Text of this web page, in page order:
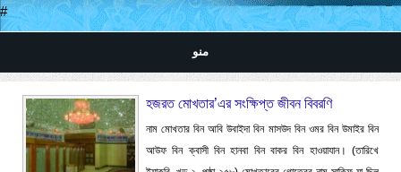
#
منو
হজরত মোখতার’এর সংক্ষিপ্ত জীবন বিবরণি
নাম মোখতার বিন আবি উবাইদা বিন মাসউদ বিন ওমর বিন উমাইর বিন
আউফ বিন ক্বাসী বিন হানবা বিন বাকর বিন হাওয়াযান। (তারিখে